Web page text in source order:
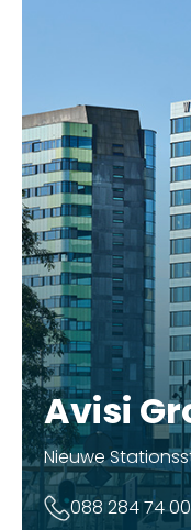
Avisi
Nieuwe
088 284 74 00